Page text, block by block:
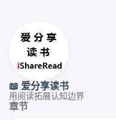
📖 爱分享读书
用阅读拓展认知边界
章节